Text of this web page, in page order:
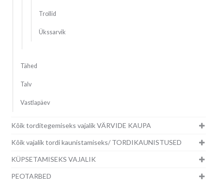
Trollid
Ükssarvik
Tähed
Talv
Vastlapäev
Kõik torditegemiseks vajalik VÄRVIDE KAUPA
Kõik vajalik tordi kaunistamiseks/ TORDIKAUNISTUSED
KÜPSETAMISEKS VAJALIK
PEOTARBED